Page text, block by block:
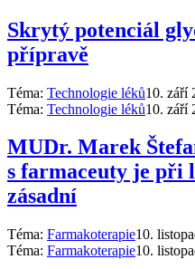
Skrytý potenciál
přípravě
Téma: Technologie léků10. září
Téma: Technologie léků10. září
MUDr. Marek
s farmaceuty je při
zásadní
Téma: Farmakoterapie10.
Téma: Farmakoterapie10.